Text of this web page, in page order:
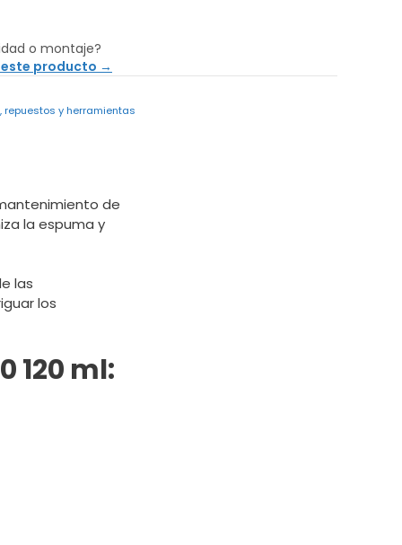
o montaje?
producto →
repuestos y herramientas
de
la espuma y
las
los
120 ml: